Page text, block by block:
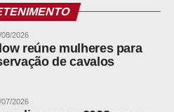
08/2026
reúne mulheres para
de cavalos
07/2026